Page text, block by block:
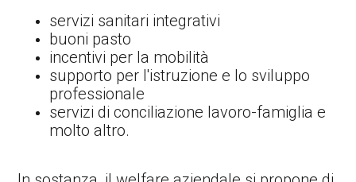
servizi sanitari integrativi
buoni pasto
incentivi per la mobilità
supporto per l'istruzione e lo sviluppo
professionale
servizi di conciliazione lavoro-famiglia e
molto altro.